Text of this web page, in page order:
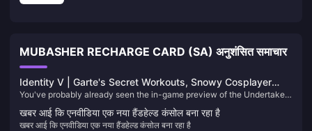
MUBASHER RECHARGE CARD (SA) अनुशंसित समाचार
Identity V | Garte's Secret Workouts, Snowy Cosplayer
Kitty！
You've probably already seen the in-game preview of the Undertaker’s
new violet-tier skin with its color-changing effects. I think it's already
very well done overall—even with a few small flaws.
खबर आई कि एनवीडिया एक नया हैंडहेल्ड कंसोल बना रहा है
खबर आई कि एनवीडिया एक नया हैंडहेल्ड कंसोल बना रहा है